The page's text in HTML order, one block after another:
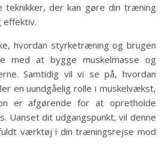
teknikker, der kan gøre din træning
effektiv.
hvordan styrketræning og brugen
med at bygge muskelmasse og
Samtidig vil vi se på, hvordan
en uundgåelig rolle i muskelvækst,
er afgørende for at opretholde
Uanset dit udgangspunkt, vil denne
værktøj i din træningsrejse mod